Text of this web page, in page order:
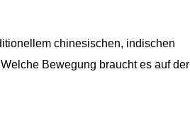
chinesischen, indischen
Bewegung braucht es auf der